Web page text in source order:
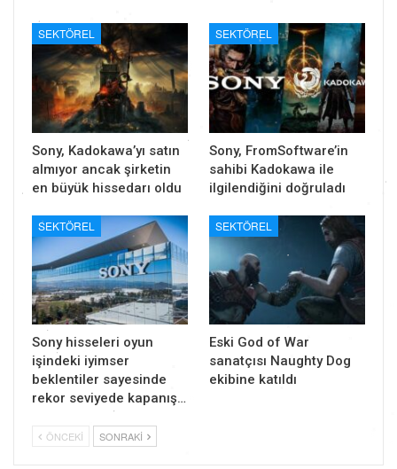
SEKTÖREL
Sony, Kadokawa’yı satın
almıyor ancak şirketin
en büyük hissedarı oldu
SEKTÖREL
Sony, FromSoftware’in
sahibi Kadokawa ile
ilgilendiğini doğruladı
SEKTÖREL
Sony hisseleri oyun
işindeki iyimser
beklentiler sayesinde
rekor seviyede kapanış…
SEKTÖREL
Eski God of War
sanatçısı Naughty Dog
ekibine katıldı
ÖNCEKI SONRAKI